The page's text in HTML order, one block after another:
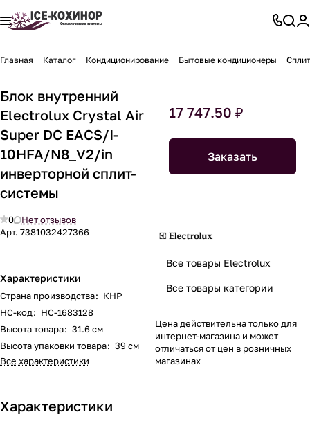
Главная Каталог Кондиционирование Бытовые кондиционеры
Блок внутренний
Electrolux Crystal Air
Super DC EACS/I-
10HFA/N8_V2/in
инверторной сплит-
системы
0
Нет отзывов
Арт. 7381032427366
Характеристики
Страна производства: КНР
НС-код: НС-1683128
Высота товара: 31.6 см
Высота упаковки товара: 39 см
Все характеристики
17 747.50 ₽
Заказать
Все товары Electrolux
Все товары категории
Цена действительна только для
интернет-магазина и может
отличаться от цен в розничных
магазинах
Характеристики